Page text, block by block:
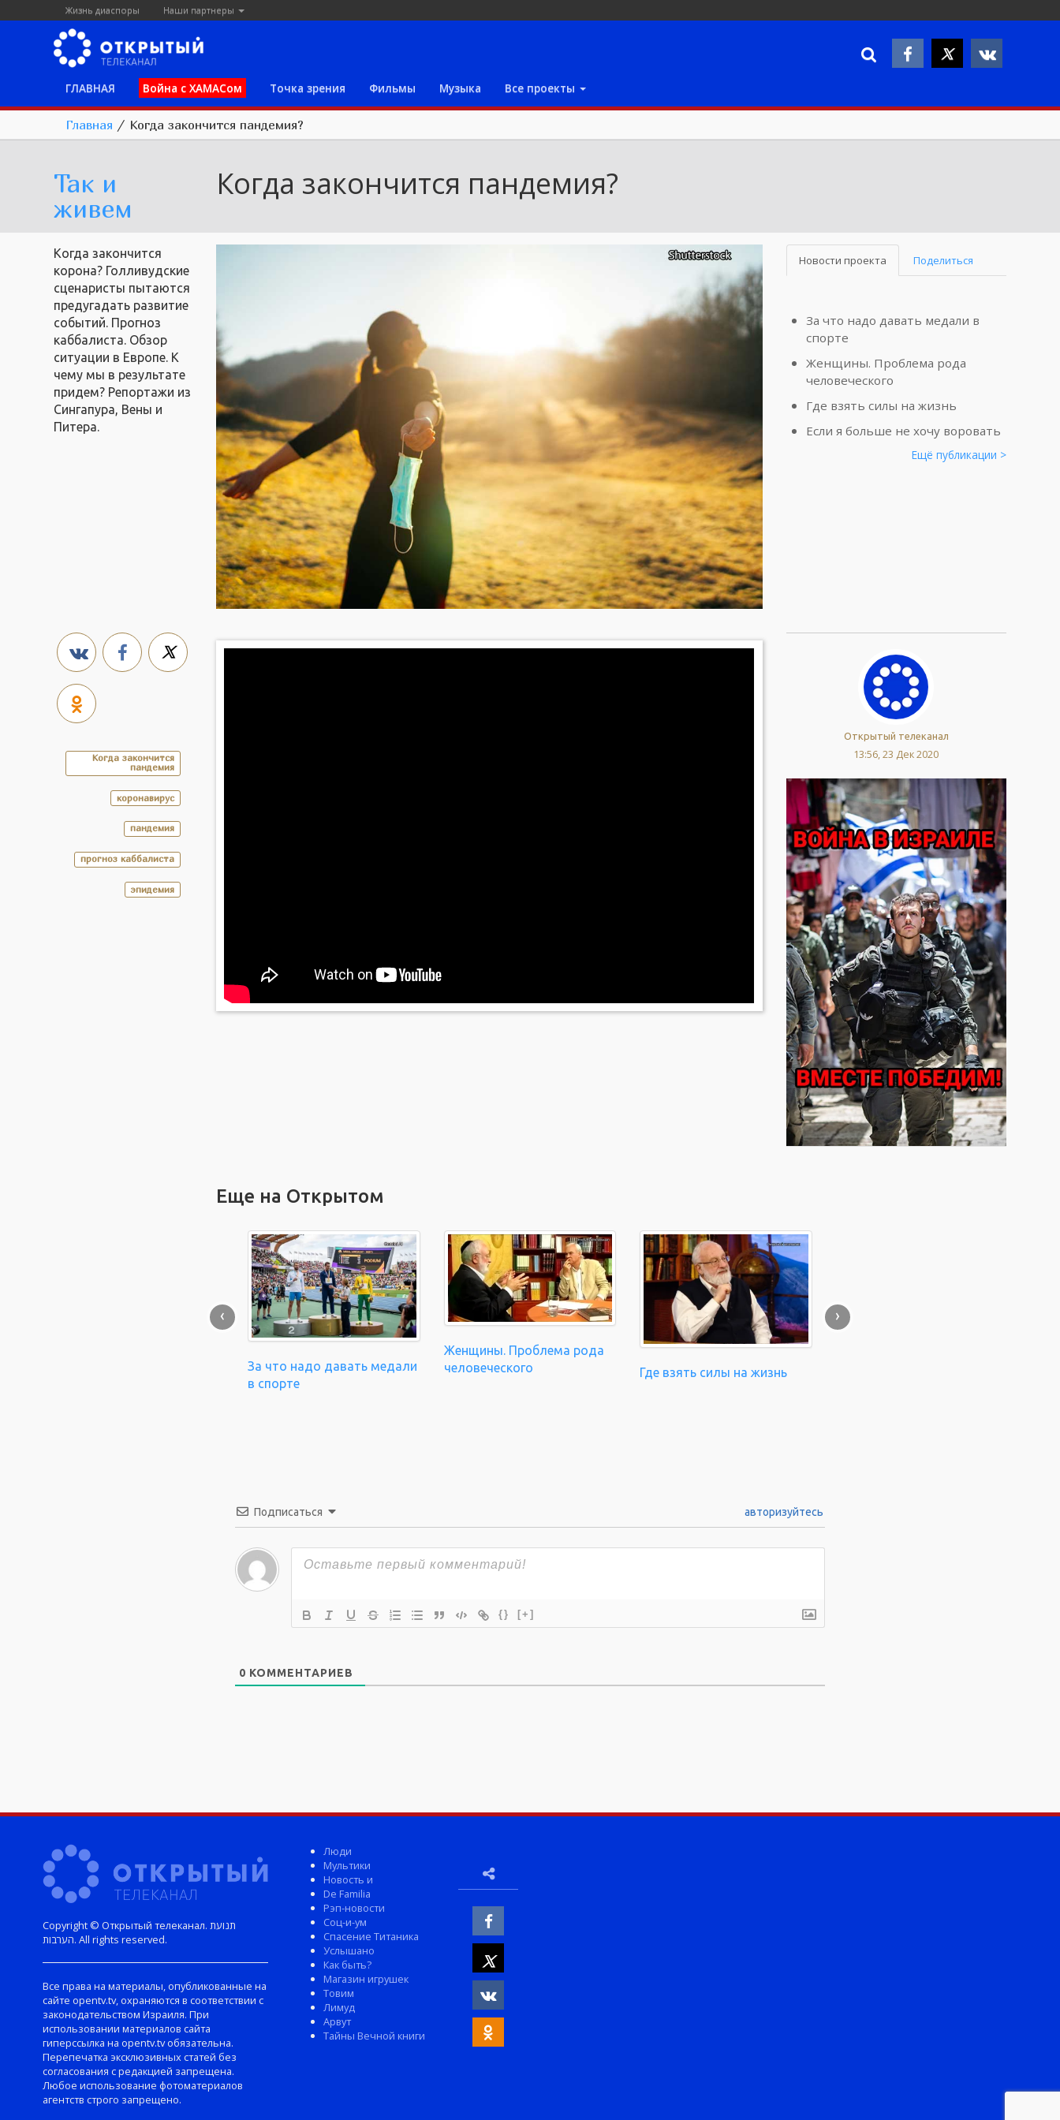
Жизнь диаспоры Наши партнеры
ГЛАВНАЯ Война с ХАМАСом Точка зрения Фильмы Музыка Все проекты
Главная / Когда закончится пандемия?
Так и
живем
Когда закончится пандемия?
Когда закончится
корона? Голливудские
сценаристы пытаются
предугадать развитие
событий. Прогноз
каббалиста. Обзор
ситуации в Европе. К
чему мы в результате
придем? Репортажи из
Сингапура, Вены и
Питера.
Новости проекта Поделиться
За что надо давать медали в
спорте
Женщины. Проблема рода
человеческого
Где взять силы на жизнь
Если я больше не хочу воровать
Ещё публикации >
Когда закончится
пандемия
коронавирус
пандемия
прогноз каббалиста
эпидемия
Открытый телеканал
13:56, 23 Дек 2020
Еще на Открытом
За что надо давать медали
в спорте
Женщины. Проблема рода
человеческого
Где взять силы на жизнь
‹ ›
Подписаться авторизуйтесь
{} [+]
0 КОММЕНТАРИЕВ
Copyright © Открытый телеканал. תנועת
הערבות. All rights reserved.
Все права на материалы, опубликованные на
сайте opentv.tv, охраняются в соответствии с
законодательством Израиля. При
использовании материалов сайта
гиперссылка на opentv.tv обязательна.
Перепечатка эксклюзивных статей без
согласования с редакцией запрещена.
Любое использование фотоматериалов
агентств строго запрещено.
Люди
Мультики
Новость и
De Familia
Рэп-новости
Соц-и-ум
Спасение Титаника
Услышано
Как быть?
Магазин игрушек
Товим
Лимуд
Арвут
Тайны Вечной книги